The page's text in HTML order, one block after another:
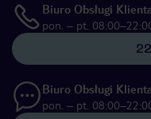
Biuro Obsługi
pon. – pt.
Biuro Obsługi
pon. – pt.